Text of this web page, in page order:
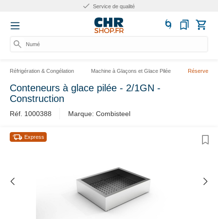
Service de qualité
Numéro
Réfrigération & Congélation Machine à Glaçons et Glace Pilée Réserve
Conteneurs à glace pilée - 2/1GN -
Construction
Réf. 1000388 Marque: Combisteel
Express